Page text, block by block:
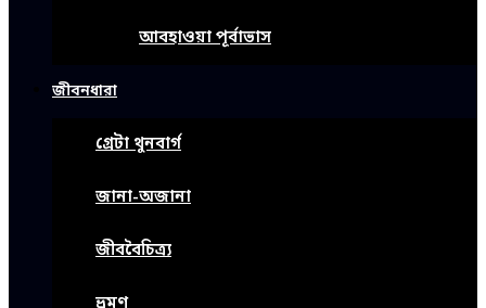
আবহাওয়া পূর্বাভাস
জীবনধারা
গ্রেটা থুনবার্গ
জানা-অজানা
জীববৈচিত্র্য
ভ্রমণ